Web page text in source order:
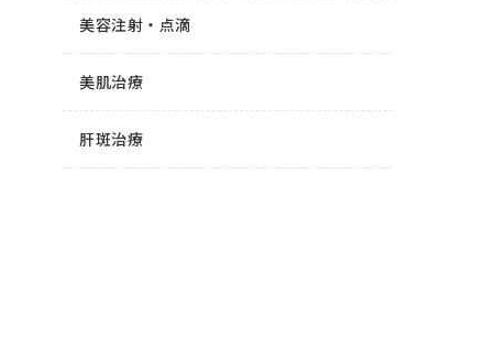
美容注射・点滴
美肌治療
肝斑治療